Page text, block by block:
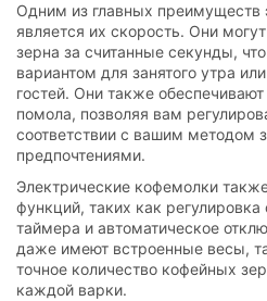
Одним из главных преимуществ
является их скорость. Они
зерна за считанные секунды,
вариантом для занятого утра
гостей. Они также
помола, позволяя вам
соответствии с вашим методом
предпочтениями.
Электрические кофемолки
функций, таких как
таймера и автоматическое
даже имеют встроенные весы,
точное количество кофейных
каждой варки.